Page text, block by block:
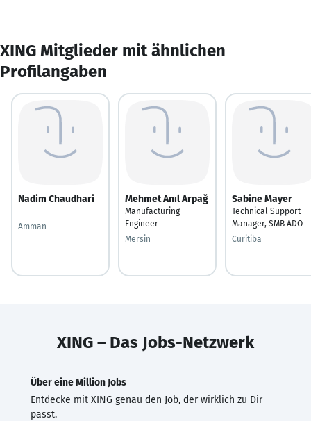
XING Mitglieder mit ähnlichen
Profilangaben
Nadim Chaudhari
---
Amman
Mehmet Anıl Arpağ
Manufacturing
Engineer
Mersin
Sabine Mayer
Technical Support
Manager, SMB ADO
Curitiba
XING – Das Jobs-Netzwerk
Über eine Million Jobs
Entdecke mit XING genau den Job, der wirklich zu Dir
passt.